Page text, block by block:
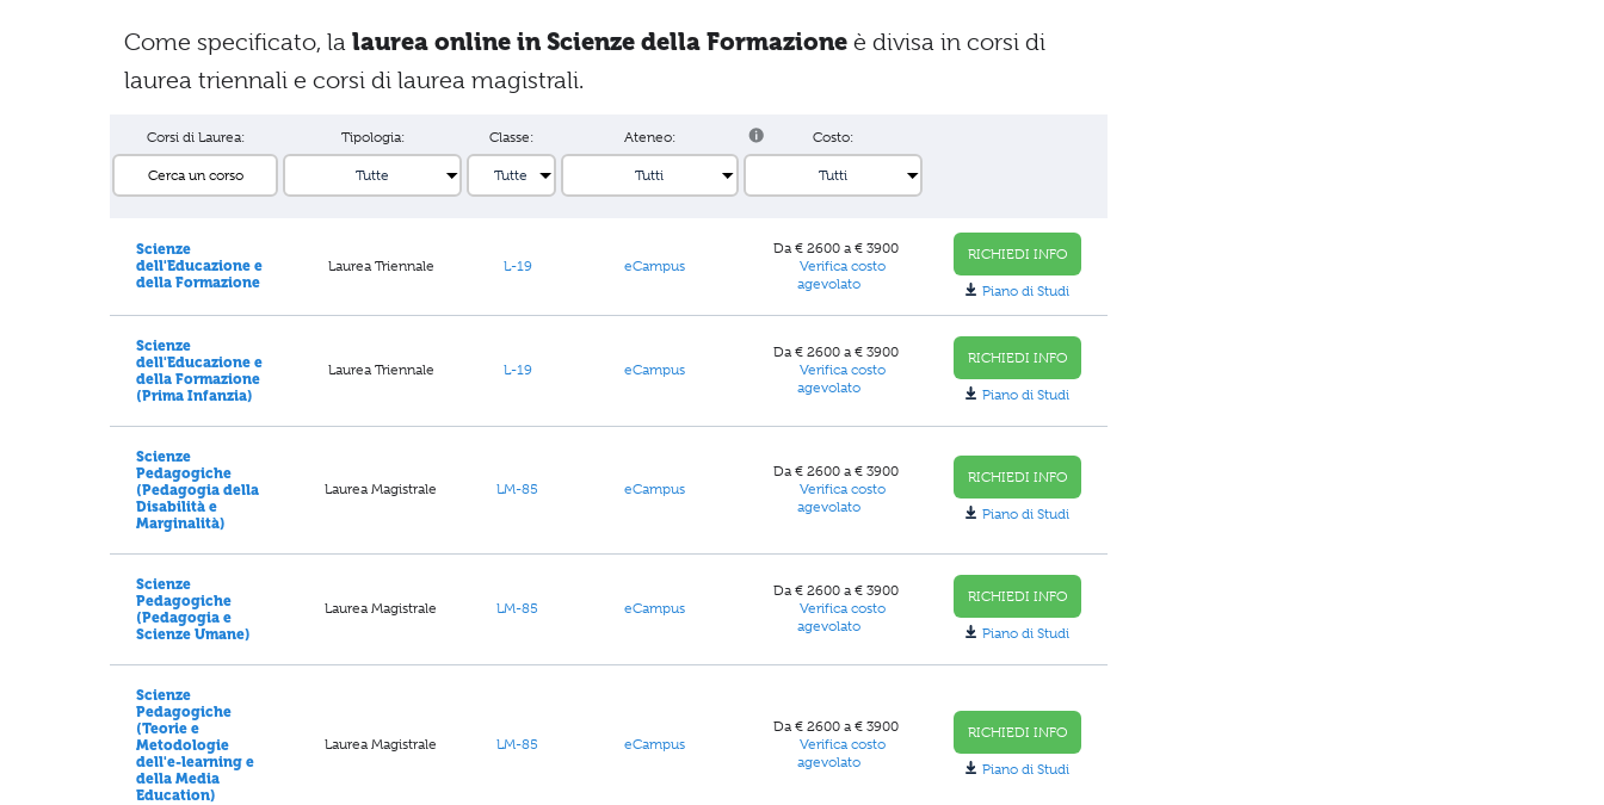
Come specificato, la laurea online in Scienze della Formazione è divisa in corsi di
laurea triennali e corsi di laurea magistrali.
Corsi di Laurea: Tipologia: Classe: Ateneo: Costo:
Scienze
dell'Educazione e
della Formazione
Laurea Triennale L-19 eCampus
Da € 2600 a € 3900
Verifica costo
agevolato
RICHIEDI INFO
Piano di Studi
Scienze
dell'Educazione e
della Formazione
(Prima Infanzia)
Laurea Triennale L-19 eCampus
Da € 2600 a € 3900
Verifica costo
agevolato
RICHIEDI INFO
Piano di Studi
Scienze
Pedagogiche
(Pedagogia della
Disabilità e
Marginalità)
Laurea Magistrale LM-85 eCampus
Da € 2600 a € 3900
Verifica costo
agevolato
RICHIEDI INFO
Piano di Studi
Scienze
Pedagogiche
(Pedagogia e
Scienze Umane)
Laurea Magistrale LM-85 eCampus
Da € 2600 a € 3900
Verifica costo
agevolato
RICHIEDI INFO
Piano di Studi
Scienze
Pedagogiche
(Teorie e
Metodologie
dell'e-learning e
della Media
Education)
Laurea Magistrale LM-85 eCampus
Da € 2600 a € 3900
Verifica costo
agevolato
RICHIEDI INFO
Piano di Studi